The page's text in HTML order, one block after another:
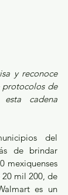
y reconoce
de
cadena
del
de brindar
mexiquenses
mil 200, de
es un